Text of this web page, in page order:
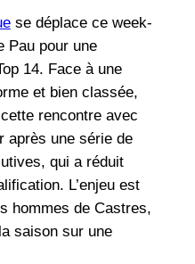
se déplace ce week-
Pau pour une
14. Face à une
et bien classée,
rencontre avec
après une série de
qui a réduit
L’enjeu est
hommes de Castres,
saison sur une